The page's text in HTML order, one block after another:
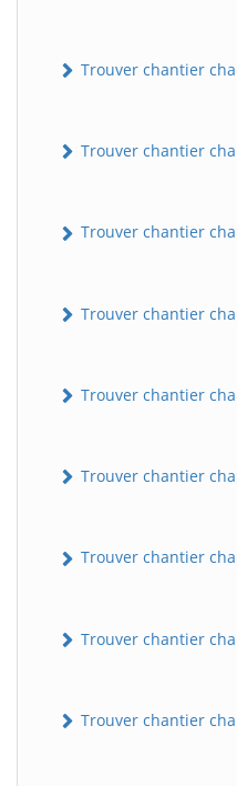
Trouver chantier
Trouver chantier
Trouver chantier
Trouver chantier
Trouver chantier
Trouver chantier
Trouver chantier
Trouver chantier
Trouver chantier